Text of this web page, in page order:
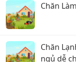
Chăn
Chăn
ngủ dễ